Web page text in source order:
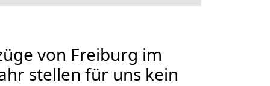
von Freiburg im
stellen für uns kein